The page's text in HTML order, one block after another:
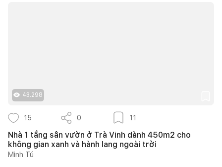
43.298
15 0 11
Nhà 1 tầng sân vườn ở Trà Vinh dành 450m2 cho
không gian xanh và hành lang ngoài trời
Minh Tú